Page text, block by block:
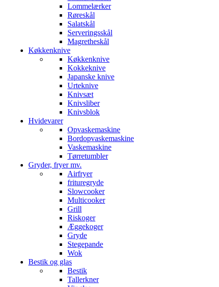
Lommelærker
Røreskål
Salatskål
Serveringsskål
Magretheskål
Køkkenknive
Køkkenknive
Kokkeknive
Japanske knive
Urteknive
Knivsæt
Knivsliber
Knivsblok
Hvidevarer
Opvaskemaskine
Bordopvaskemaskine
Vaskemaskine
Tørretumbler
Gryder, fryer mv.
Airfryer
frituregryde
Slowcooker
Multicooker
Grill
Riskoger
Æggekoger
Gryde
Stegepande
Wok
Bestik og glas
Bestik
Tallerkner